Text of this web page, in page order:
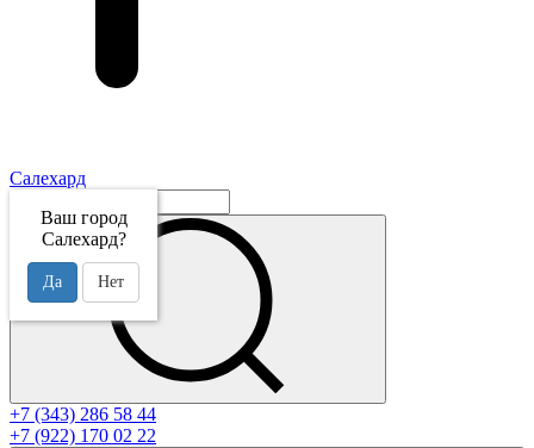
Салехард
Ваш город
Салехард?
Да Нет
+7 (343) 286 58 44
+7 (922) 170 02 22